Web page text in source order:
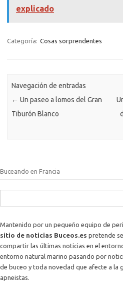
explicado
Categoría: Cosas sorprendentes
Navegación de entradas
← Un paseo a lomos del Gran
Tiburón Blanco
Buceando en Francia
Mantenido por un pequeño equipo de
sitio de noticias Buceos.es pretende
compartir las últimas noticias en el
entorno natural marino pasando por
de buceo y toda novedad que afecte a la
apneistas.